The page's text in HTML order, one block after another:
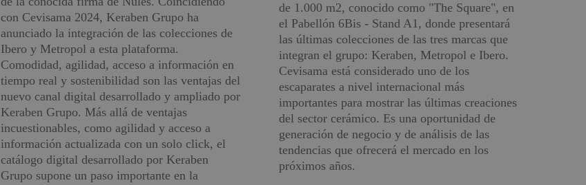
con Cevisama 2024, Keraben Grupo ha
anunciado la integración de las colecciones de
Ibero y Metropol a esta plataforma.
Comodidad, agilidad, acceso a información en
tiempo real y sostenibilidad son las ventajas del
nuevo canal digital desarrollado y ampliado por
Keraben Grupo. Más allá de ventajas
incuestionables, como agilidad y acceso a
información actualizada con un solo click, el
catálogo digital desarrollado por Keraben
Grupo supone un paso importante en la
de 1.000 m2, conocido como "The Square", en
el Pabellón 6Bis - Stand A1, donde presentará
las últimas colecciones de las tres marcas que
integran el grupo: Keraben, Metropol e Ibero.
Cevisama está considerado uno de los
escaparates a nivel internacional más
importantes para mostrar las últimas creaciones
del sector cerámico. Es una oportunidad de
generación de negocio y de análisis de las
tendencias que ofrecerá el mercado en los
próximos años.